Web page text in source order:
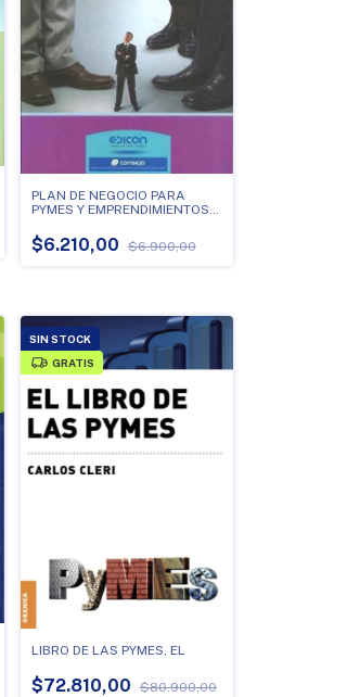
PLAN DE NEGOCIO PARA
PYMES Y EMPRENDIMIENTOS
$6.210,00 $6.900,00
SIN STOCK
GRATIS
LIBRO DE LAS PYMES, EL
$72.810,00 $80.900,00